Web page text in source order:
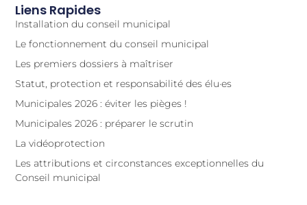
Liens Rapides
Installation du conseil municipal
Le fonctionnement du conseil municipal
Les premiers dossiers à maîtriser
Statut, protection et responsabilité des élu·es
Municipales 2026 : éviter les pièges !
Municipales 2026 : préparer le scrutin
La vidéoprotection
Les attributions et circonstances exceptionnelles du
Conseil municipal